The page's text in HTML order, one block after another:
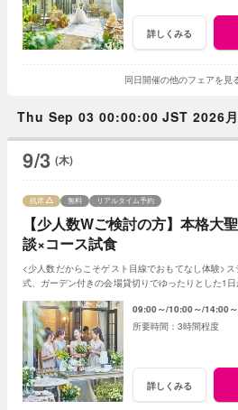
詳しくみる
同日開催の他のフェアを見
Thu Sep 03 00:00:00 JST 2026月
9/3 (木)
【少人数Wご検討の方】本格大
談×コース試食
残席 無料 リアルタイム予約
<少人数だからこそゲスト目線でおもてなし体験>
式、ガーデン付きの会場貸切りでゆったりとした1
09:00～ 10:00～ 14:00～
3時間程度
詳しくみる